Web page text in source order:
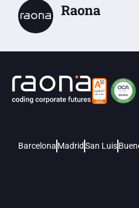
Raona
Barcelona MadridSan Luis